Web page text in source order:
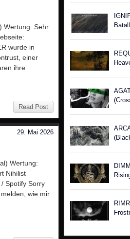
Wertung: Sehr
wurde in
einer
ihre
Read Post
29. Mai 2026
Wertung:
Nihilist
Spotify Sorry
wie mir